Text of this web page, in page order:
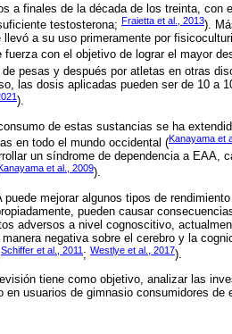
a finales de la década de los treinta,
testosterona; Fraietta et al., 2013).
a su uso primeramente por
fuerza con el objetivo de lograr el mayor
pesas y después por atletas en otras
las dosis aplicadas pueden ser de 10 a
).
de estas sustancias se ha
en todo el mundo occidental (Kanayama et
un síndrome de dependencia a EAA,
et al., 2009).
mejorar algunos tipos de
pueden causar
adversos a nivel cognoscitivo,
negativa sobre el cerebro y la
Schiffer et al., 2011 ; Westlye et al., 2017).
tiene como objetivo, analizar las
en usuarios de gimnasio consumidores de